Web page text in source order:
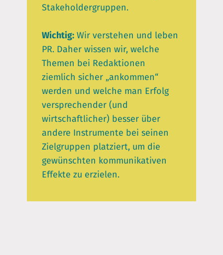
Stakeholdergruppen.
Wichtig: Wir verstehen und leben
PR. Daher wissen wir, welche
Themen bei Redaktionen
ziemlich sicher „ankommen“
werden und welche man Erfolg
versprechender (und
wirtschaftlicher) besser über
andere Instrumente bei seinen
Zielgruppen platziert, um die
gewünschten kommunikativen
Effekte zu erzielen.